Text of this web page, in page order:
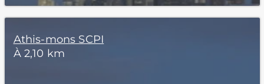
Athis-mons SCPI
À 2,10 km